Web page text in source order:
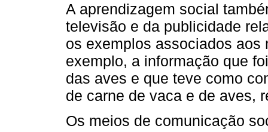
A aprendizagem social
televisão e da publicidade
os exemplos associados
exemplo, a informação que
das aves e que teve como
de carne de vaca e de aves,
Os meios de comunicação